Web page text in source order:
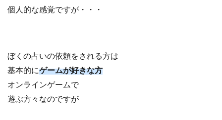
個人的な感覚ですが・・・
ぼくの占いの依頼をされる方は
基本的にゲームが好きな方
オンラインゲームで
遊ぶ方々なのですが